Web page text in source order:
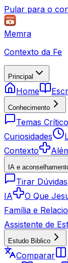
Pular para o
Memra
Contexto da Fe
Principal
Home
Conhecimento
Temas
Curiosidades
Contexto
IA e
Tirar Dúvidas
IA
O Que
Família e
Assistente de
Estudo Biblico
Comparar